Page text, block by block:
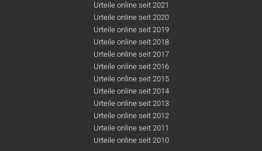
Urteile online seit 2021
Urteile online seit 2020
Urteile online seit 2019
Urteile online seit 2018
Urteile online seit 2017
Urteile online seit 2016
Urteile online seit 2015
Urteile online seit 2014
Urteile online seit 2013
Urteile online seit 2012
Urteile online seit 2011
Urteile online seit 2010